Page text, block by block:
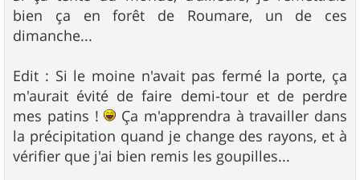
bien ça en forêt de Roumare, un de ces
dimanche...
Edit : Si le moine n'avait pas fermé la porte, ça
m'aurait évité de faire demi-tour et de perdre
mes patins !
Ça m'apprendra à travailler dans
la précipitation quand je change des rayons, et à
vérifier que j'ai bien remis les goupilles...